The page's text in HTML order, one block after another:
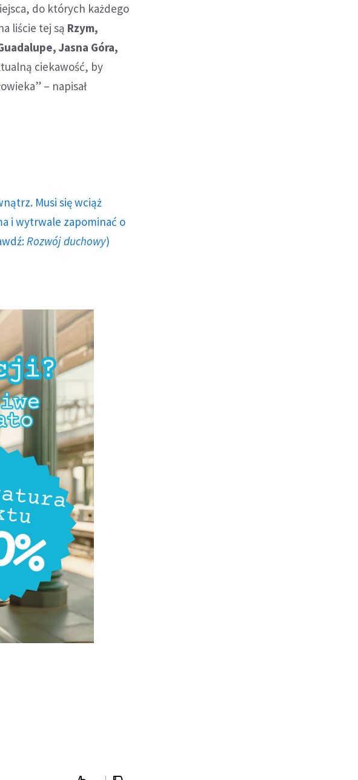
do których każdego
liście tej są Rzym,
Jasna Góra,
ciekawość, by
– napisał
Musi się wciąż
i wytrwale zapominać o
Rozwój duchowy)